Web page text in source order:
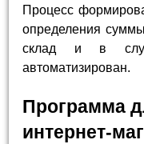
Процесс
определения
склад и в
автоматизирован.
Программа
интернет-